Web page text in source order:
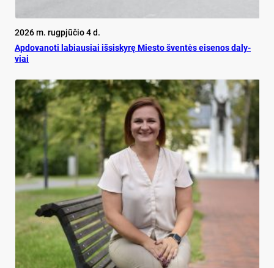
2026 m. rugpjūčio 4 d.
Ap­do­va­no­ti la­biau­siai iš­si­sky­rę Mies­to šven­tės ei­se­nos da­ly­
viai